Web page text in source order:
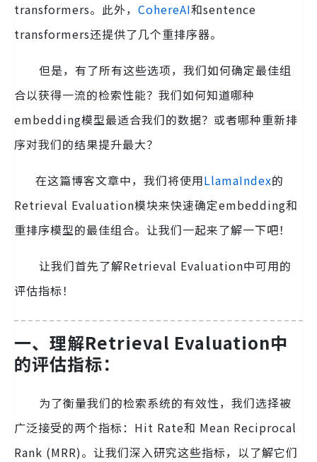
transformers。此外， CohereAI和sentence
transformers还提供了几个重排序器。
但是，有了所有这些选项，我们如何确定最佳组
合以获得一流的检索性能？我们如何知道哪种
embedding模型最适合我们的数据？或者哪种重新排
序对我们的结果提升最大？
在这篇博客文章中，我们将使用LlamaIndex的
Retrieval Evaluation模块来快速确定embedding和
重排序模型的最佳组合。让我们一起来了解一下吧！
让我们首先了解Retrieval Evaluation中可用的
评估指标！
一、理解Retrieval Evaluation中
的评估指标：
为了衡量我们的检索系统的有效性，我们选择被
广泛接受的两个指标：Hit Rate和 Mean Reciprocal
Rank (MRR)。让我们深入研究这些指标，以了解它们